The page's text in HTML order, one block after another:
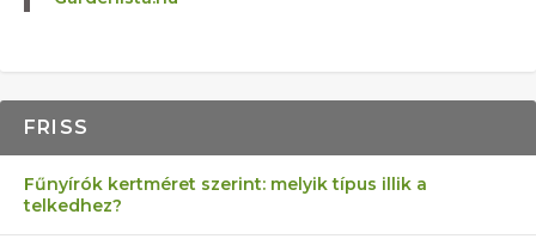
FRISS
Fűnyírók kertméret szerint: melyik típus illik a
telkedhez?